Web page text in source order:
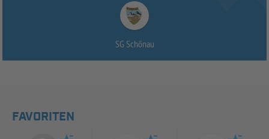
SG Schönau
FAVORITEN